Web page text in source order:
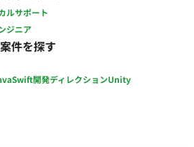
ルサポート
ジニア
件を探す
Swift開発ディレクションUnity